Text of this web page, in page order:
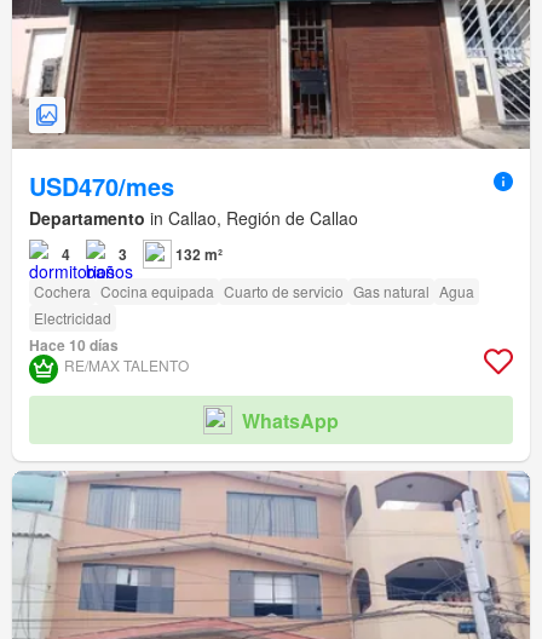
USD470/mes
Departamento in Callao, Región de Callao
4 3 132 m²
Cochera Cocina equipada Cuarto de servicio Gas natural Agua
Electricidad
Hace 10 días
RE/MAX TALENTO
WhatsApp